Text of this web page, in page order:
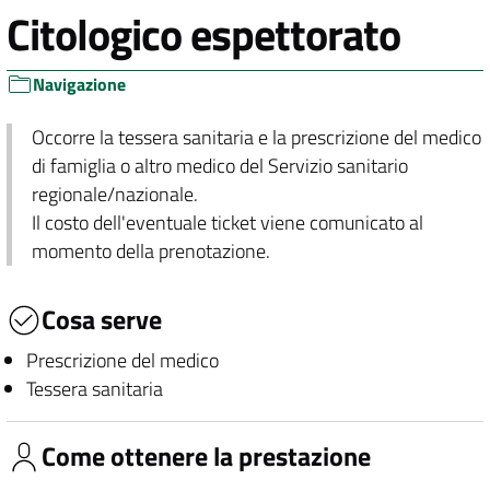
Citologico espettorato
Navigazione
Occorre la tessera sanitaria e la prescrizione del medico
di famiglia o altro medico del Servizio sanitario
regionale/nazionale.
Il costo dell'eventuale ticket viene comunicato al
momento della prenotazione.
Cosa serve
Prescrizione del medico
Tessera sanitaria
Come ottenere la prestazione